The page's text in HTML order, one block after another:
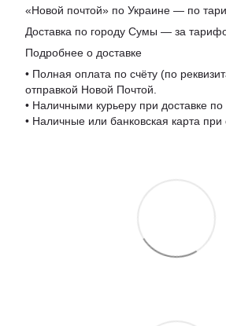
«Новой почтой» по Украине — по
Доставка по городу Сумы — за
Подробнее о доставке
• Полная оплата по счёту (по
отправкой Новой Почтой.
• Наличными курьеру при доставке
• Наличные или банковская карта при